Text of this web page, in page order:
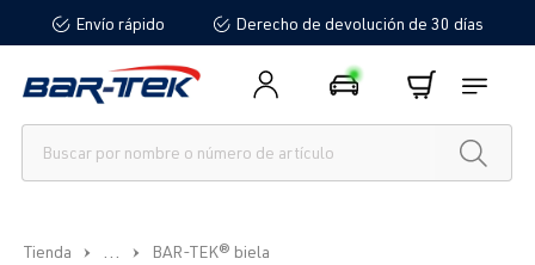
principalEnvío rápido Derecho de devolución de 30 días
Tienda ... BAR-TEK® biela